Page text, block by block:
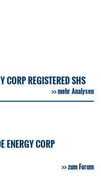
CORP REGISTERED SHS
mehr Analysen
ENERGY CORP
zum Forum